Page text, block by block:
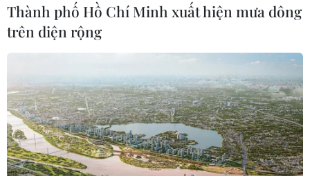
Thành phố Hồ Chí Minh xuất hiện mưa dông
trên diện rộng